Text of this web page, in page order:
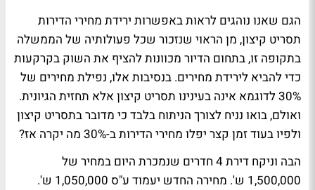
הגם שאנו נוהגים לראות באפשרות ירידת מחירי הדירות
תסריט קיצון, מן הראוי שנזכור שכל פעולותיה של הממשלה
בתקופה זו, בתחום הדיור מכוונות להציף את השוק בקרקעות
כדי להביא לירידת מחירים. בנסיבות אלו, נפילת מחירים של
30% לדוגמא אינה בעינינו תסריט קיצון אלא תחזית הגיונית.
ואולם, בואו נניח לצורך הניתוח בלבד כי מדובר בתסריט קיצון
ולפיו בעוד זמן קצר יפלו מחירי הדירות ב-30% מה יקרה אז?
הבה וניקח דירת 4 חדרים שנמכרת היום במחיר של
1,500,000 ש'. מחירה החדש יעמוד ע"ס 1,050,000 ש'.